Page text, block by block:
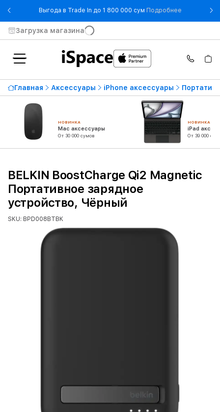
Выгода в Trade In до 1 800 000 сум Подробнее- Выгода в
Загрузка магазина
Главная Аксессуары iPhone аксессуары
НОВИНКА
Mac аксессуары
От 30 000 сумов
НОВИНКА
iPad
От 39 000
BELKIN BoostCharge Qi2 Magnetic
Портативное зарядное
устройство, Чёрный
SKU: BPD008BTBK